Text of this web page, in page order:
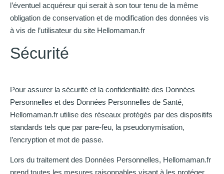
l’éventuel acquéreur qui serait à son tour tenu de la même
obligation de conservation et de modification des données vis
à vis de l’utilisateur du site Hellomaman.fr
Sécurité
Pour assurer la sécurité et la confidentialité des Données
Personnelles et des Données Personnelles de Santé,
Hellomaman.fr utilise des réseaux protégés par des dispositifs
standards tels que par pare-feu, la pseudonymisation,
l’encryption et mot de passe.
Lors du traitement des Données Personnelles, Hellomaman.fr
prend toutes les mesures raisonnables visant à les protéger